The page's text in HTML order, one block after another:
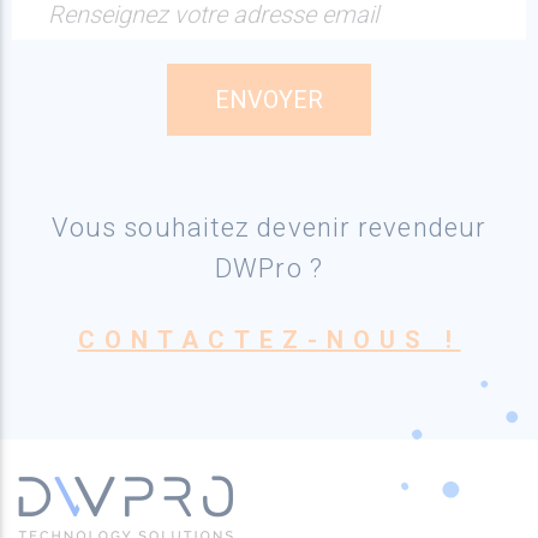
Renseignez votre adresse email
Vous souhaitez devenir revendeur
DWPro ?
CONTACTEZ-NOUS !